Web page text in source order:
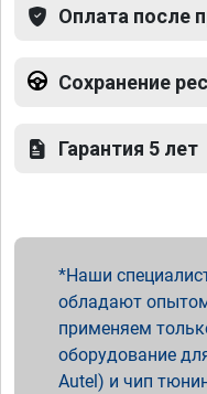
Оплата после
Сохранение
Гарантия 5 лет
Наши
обладают
применяем
оборудование
Autel) и чип